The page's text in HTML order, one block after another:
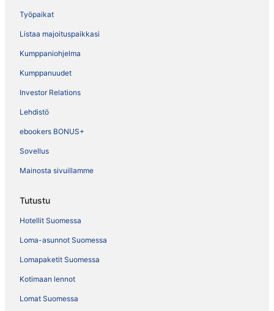
Työpaikat
Listaa majoituspaikkasi
Kumppaniohjelma
Kumppanuudet
Investor Relations
Lehdistö
ebookers BONUS+
Sovellus
Mainosta sivuillamme
Tutustu
Hotellit Suomessa
Loma-asunnot Suomessa
Lomapaketit Suomessa
Kotimaan lennot
Lomat Suomessa